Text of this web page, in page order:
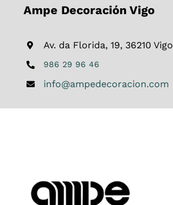
Ampe Decoración Vigo
Av. da Florida, 19, 36210 Vigo
986 29 96 46
info@ampedecoracion.com